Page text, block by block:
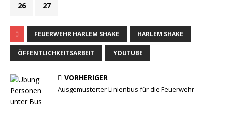
26 27
FEUERWEHR HARLEM SHAKE HARLEM SHAKE
ÖFFENTLICHKEITSARBEIT YOUTUBE
VORHERIGER
Ausgemusterter Linienbus für die Feuerwehr